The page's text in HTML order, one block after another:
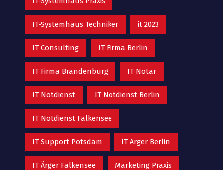
IT-Systemhaus Techniker it 2023
IT Consulting IT Firma Berlin
IT Firma Brandenburg IT Notar
IT Notdienst IT Notdienst Berlin
IT Notdienst Falkensee
IT Support Potsdam IT Ärger Berlin
IT Ärger Falkensee Marketing Praxis